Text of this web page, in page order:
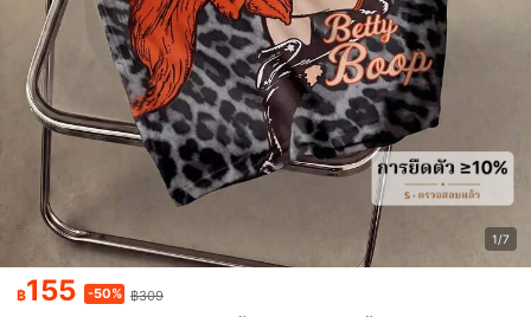
1/7
฿155 -50% ฿309